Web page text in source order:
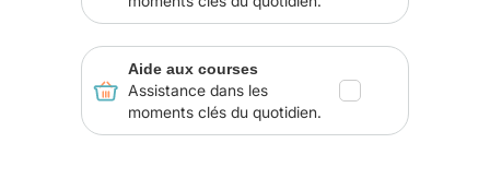
Aide aux courses
Assistance dans les
moments clés du quotidien.